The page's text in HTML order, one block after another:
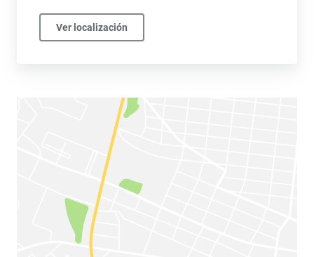
Ver localización